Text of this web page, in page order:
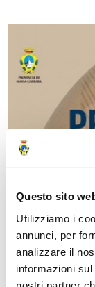
Questo sito
Utilizziamo i
annunci, per
analizzare il
informazioni